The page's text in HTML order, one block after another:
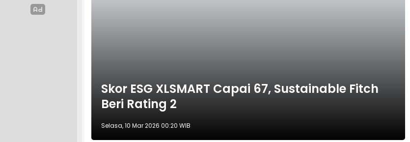
Skor ESG XLSMART Capai 67, Sustainable Fitch
Beri Rating 2
Selasa, 10 Mar 2026 00:20 WIB